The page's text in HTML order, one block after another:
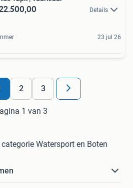
Details
23 jul 26
2 3
1 van 3
Watersport en Boten